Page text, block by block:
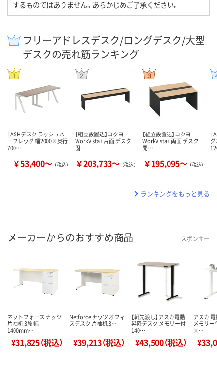
するものではありません。あらかじめご了承ください。
フリーアドレスデスク/ロングデスク/大型
デスクの売れ筋ランキング
LASHデスク ラッシュハ
ーフレッグ 幅2000×奥行
700…
￥53,400～ （税込）
【組立設置込】コクヨ
WorkVista+ 片面 デスク
固…
￥203,733～ （税込）
【組立設置込】コクヨ
WorkVista+ 両面 デスク
開…
￥195,095～ （税込）
ランキングをもっと見る
メーカーからのおすすめ商品 スポンサー
ネットフォース ナッツ
片袖机 3段 幅
1400mm…
¥31,825（税込）
Netforce ナッツ オフィ
スデスク 片袖机 3…
¥39,213（税込）
【軒先渡し】アスカ電動
昇降デスク メモリー付
140…
¥43,500（税込）
アスカ
メモリー
×…